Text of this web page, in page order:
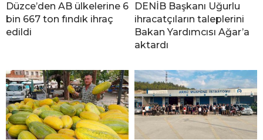
Düzce’den AB ülkelerine 6
bin 667 ton fındık ihraç
edildi
DENİB Başkanı Uğurlu
ihracatçıların taleplerini
Bakan Yardımcısı Ağar’a
aktardı